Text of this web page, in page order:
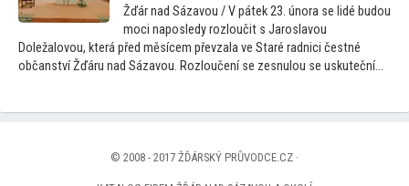
Žďár nad Sázavou / V pátek 23. února se lidé budou
moci naposledy rozloučit s Jaroslavou
Doležalovou, která před měsícem převzala ve Staré radnici čestné
občanství Žďáru nad Sázavou. Rozloučení se zesnulou se uskuteční...
© 2008 - 2017 ŽĎÁRSKÝ PRŮVODCE.CZ ·